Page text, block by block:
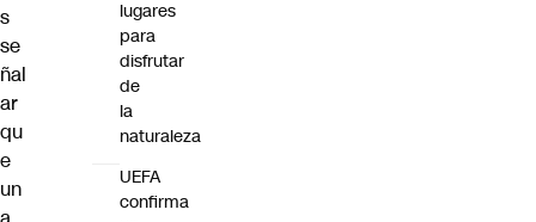
s
se
ñal
ar
qu
e
un
lugares
para
disfrutar
de
la
naturaleza
UEFA
confirma